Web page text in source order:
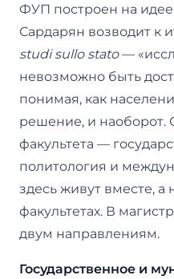
ФУП построен на
Сардарян возводит к
studi sullo stato—
невозможно быть
понимая, как
решение, и наоборот.
факультета —
политология и
здесь живут вместе, а
факультетах. В
двум направлениям.
Государственное и